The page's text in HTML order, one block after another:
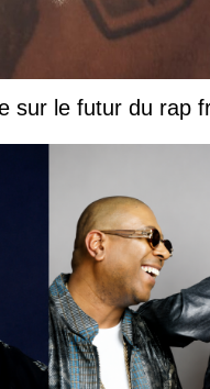
sur le futur du rap